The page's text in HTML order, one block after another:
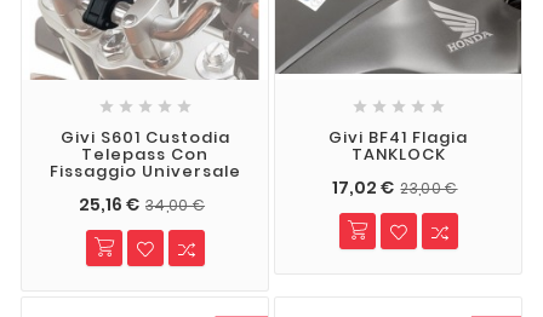
    
Givi S601 Custodia
Telepass Con
Fissaggio Universale
25,16 € 34,00 €
    
Givi BF41 Flagia
TANKLOCK
17,02 € 23,00 €